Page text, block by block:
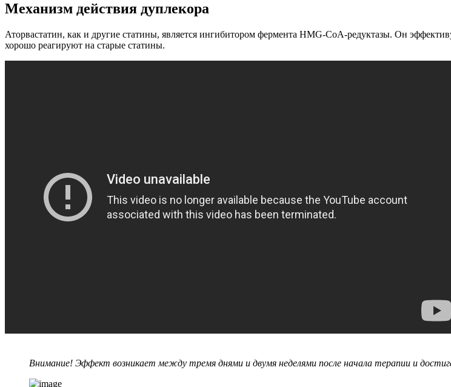
Механизм действия дуплекора
Аторвастатин, как и другие статины, является ингибитором фермента HMG-CoA-редуктазы. Он
хорошо реагируют на старые статины.
Внимание! Эффект возникает между тремя днями и двумя неделями после начала терапии и